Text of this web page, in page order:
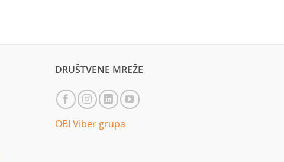
DRUŠTVENE MREŽE
OBI Viber grupa